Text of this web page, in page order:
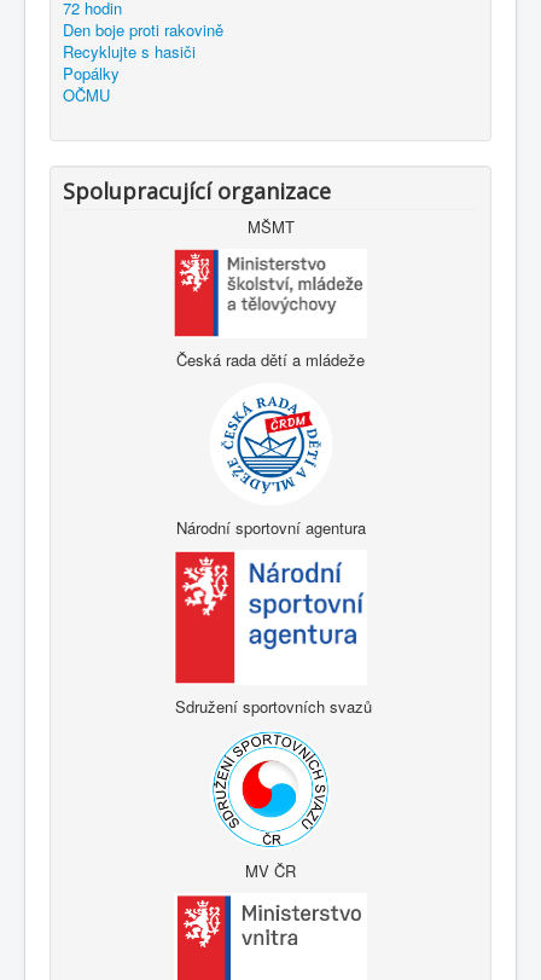
72 hodin
Den boje proti rakovině
Recyklujte s hasiči
Popálky
OČMU
Spolupracující organizace
MŠMT
Česká rada dětí a mládeže
Národní sportovní agentura
Sdružení sportovních svazů
MV ČR